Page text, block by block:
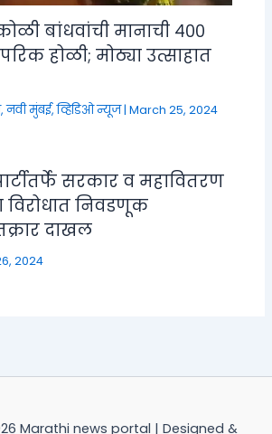
बांधवांची मानाची ४००
होळी; मोठ्या उत्साहात
नवी मुंबई,व्हिडिओ न्यूज|March 25, 2024
सरकार व महावितरण
विरोधात निवडणूक
दाखल
2024
Marathi news portal | Designed &